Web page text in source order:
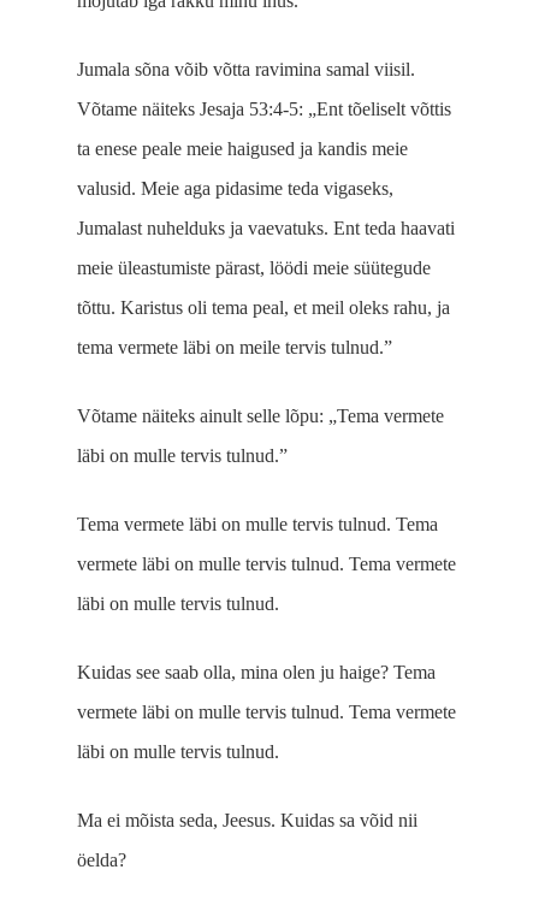
Jumala sõna võib võtta ravimina samal viisil.
Võtame näiteks Jesaja 53:4-5: „Ent tõeliselt võttis
ta enese peale meie haigused ja kandis meie
valusid. Meie aga pidasime teda vigaseks,
Jumalast nuhelduks ja vaevatuks. Ent teda haavati
meie üleastumiste pärast, löödi meie süütegude
tõttu. Karistus oli tema peal, et meil oleks rahu, ja
tema vermete läbi on meile tervis tulnud.”
Võtame näiteks ainult selle lõpu: „Tema vermete
läbi on mulle tervis tulnud.”
Tema vermete läbi on mulle tervis tulnud. Tema
vermete läbi on mulle tervis tulnud. Tema vermete
läbi on mulle tervis tulnud.
Kuidas see saab olla, mina olen ju haige? Tema
vermete läbi on mulle tervis tulnud. Tema vermete
läbi on mulle tervis tulnud.
Ma ei mõista seda, Jeesus. Kuidas sa võid nii
öelda?